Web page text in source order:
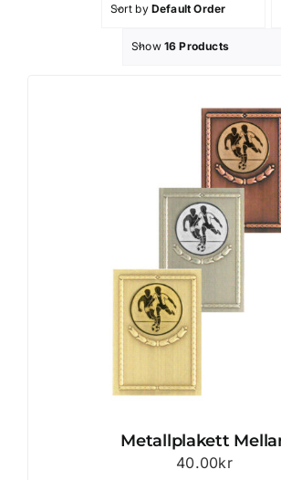
Sort by Default Order
Show 16 Products
Metallplakett
40.00kr